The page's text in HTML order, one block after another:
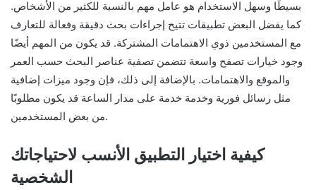
بسيطًا وسهل الاستخدام هو عامل مهم بالنسبة للكثير من الأشخاص.
كما يفضل البعض تطبيقات تتيح إجراءات بحث دقيقة وفعالة للتعارف
مع المستخدمين ذوي الاهتمامات المشتركة. قد يكون من المهم أيضًا
وجود خيارات تصفح واسعة تتضمن تصفية عناصر البحث حسب العمر
والموقع والاهتمامات. بالإضافة إلى ذلك، فإن وجود ميزات إضافية
مثل رسائل فورية وخدمة خدمة على مدار الساعة قد يكون مطلوبًا
من بعض المستخدمين.
كيفية اختيار التطبيق الأنسب لاحتياجاتك
الشخصية